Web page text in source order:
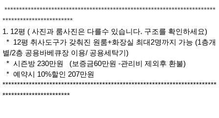
************************************************************************
************************
1. 12평 ( 사진과 룸사진은 다를수 있습니다. 구조를 확인하세요)
* 12평 취사도구가 갖춰진 원룸+화장실 최대2명까지 가능 (1층개
별/2층 공용바베큐장 이용/ 공용세탁기)
* 시즌방 230만원 (보증금60만원 -관리비 제외후 환불)
* 예약시 10%할인 207만원
*************************************************************************
***********************